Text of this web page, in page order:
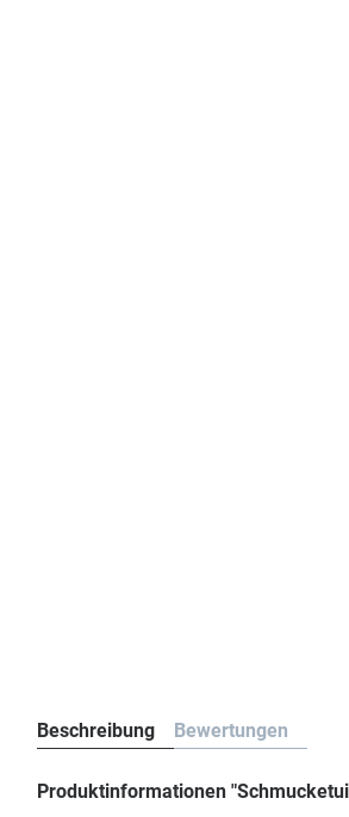
Beschreibung Bewertungen
Produktinformationen